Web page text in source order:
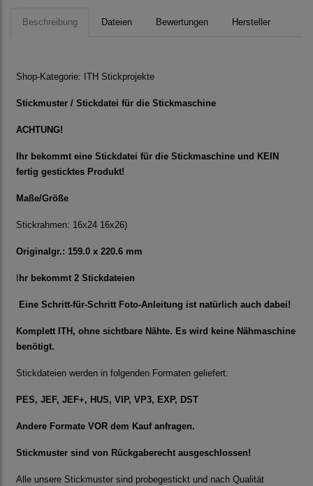
Beschreibung Dateien Bewertungen Hersteller
Shop-Kategorie: ITH Stickprojekte
Stickmuster / Stickdatei für die Stickmaschine
ACHTUNG!
Ihr bekommt eine Stickdatei für die Stickmaschine und KEIN
fertig gesticktes Produkt!
Maße/Größe
Stickrahmen: 16x24 16x26)
Originalgr.: 159.0 x 220.6 mm
hr bekommt 2 Stickdateien
Eine Schritt-für-Schritt Foto-Anleitung ist natürlich auch dabei!
Komplett ITH, ohne sichtbare Nähte. Es wird keine Nähmaschine
benötigt.
Stickdateien werden in folgenden Formaten geliefert:
PES, JEF, JEF+, HUS, VIP, VP3, EXP, DST
Andere Formate VOR dem Kauf anfragen.
Stickmuster sind von Rückgaberecht ausgeschlossen!
Alle unsere Stickmuster sind probegestickt und nach Qualität